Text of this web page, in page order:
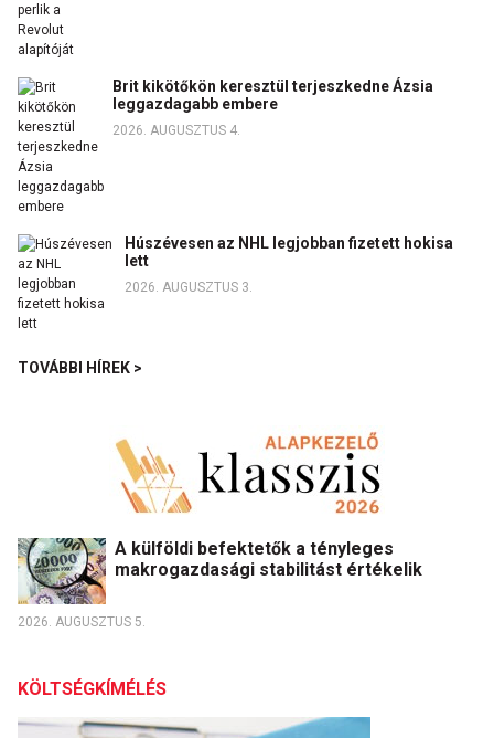
Brit kikötőkön keresztül terjeszkedne Ázsia
leggazdagabb embere
2026. AUGUSZTUS 4.
Húszévesen az NHL legjobban fizetett hokisa
lett
2026. AUGUSZTUS 3.
TOVÁBBI HÍREK >
A külföldi befektetők a tényleges
makrogazdasági stabilitást értékelik
2026. AUGUSZTUS 5.
KÖLTSÉGKÍMÉLÉS